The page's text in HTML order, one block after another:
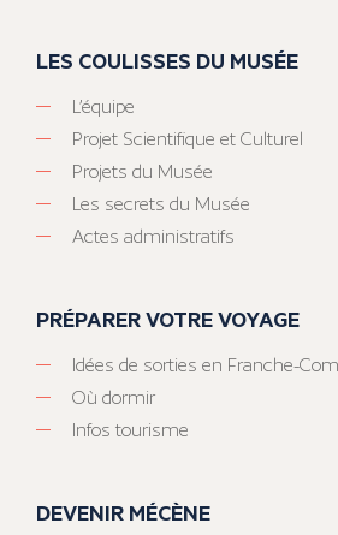
LES COULISSES DU MUSÉE
L’équipe
Projet Scientifique et Culturel
Projets du Musée
Les secrets du Musée
Actes administratifs
PRÉPARER VOTRE VOYAGE
Idées de sorties en Franche-
Où dormir
Infos tourisme
DEVENIR MÉCÈNE